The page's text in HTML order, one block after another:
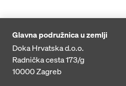
Glavna podružnica u zemlji
Doka Hrvatska d.o.o.
Radnička cesta 173/g
10000Zagreb